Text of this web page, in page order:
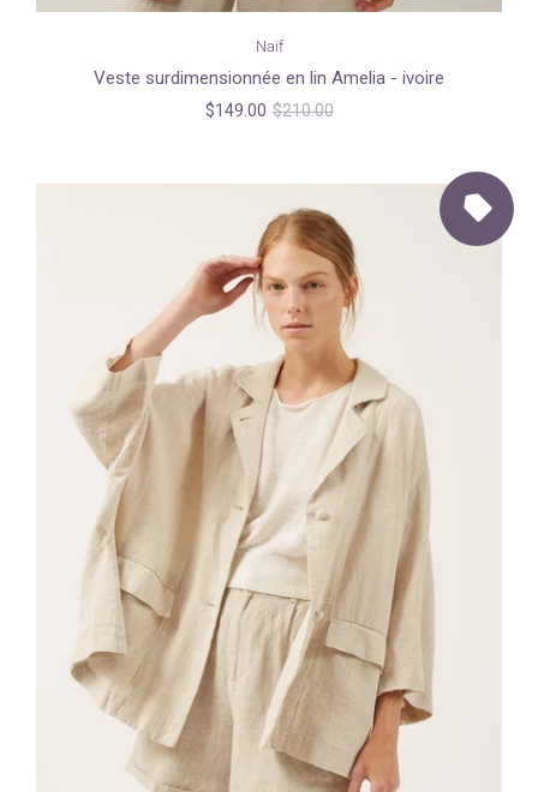
Naïf
Veste surdimensionnée en lin Amelia - ivoire
$149.00 $210.00